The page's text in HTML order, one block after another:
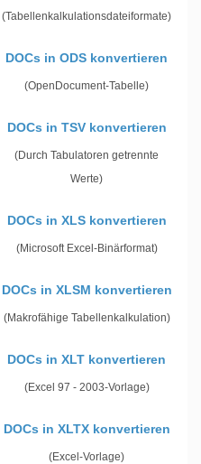
(Tabellenkalkulationsdateiformate)
DOCs in ODS konvertieren
(OpenDocument-Tabelle)
DOCs in TSV konvertieren
(Durch Tabulatoren getrennte
Werte)
DOCs in XLS konvertieren
(Microsoft Excel-Binärformat)
DOCs in XLSM konvertieren
(Makrofähige Tabellenkalkulation)
DOCs in XLT konvertieren
(Excel 97 - 2003-Vorlage)
DOCs in XLTX konvertieren
(Excel-Vorlage)